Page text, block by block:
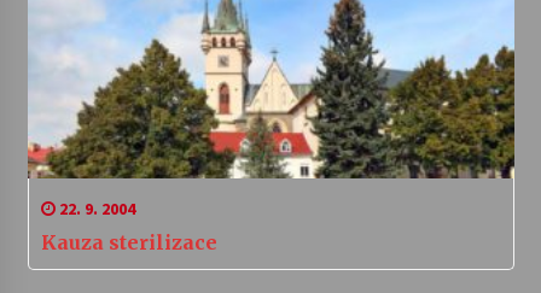
22. 9. 2004
Kauza sterilizace